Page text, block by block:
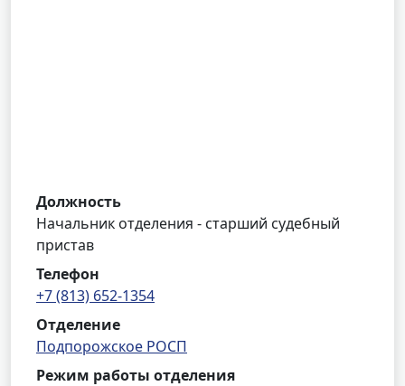
Должность
Начальник отделения - старший судебный
пристав
Телефон
+7 (813) 652-1354
Отделение
Подпорожское РОСП
Режим работы отделения